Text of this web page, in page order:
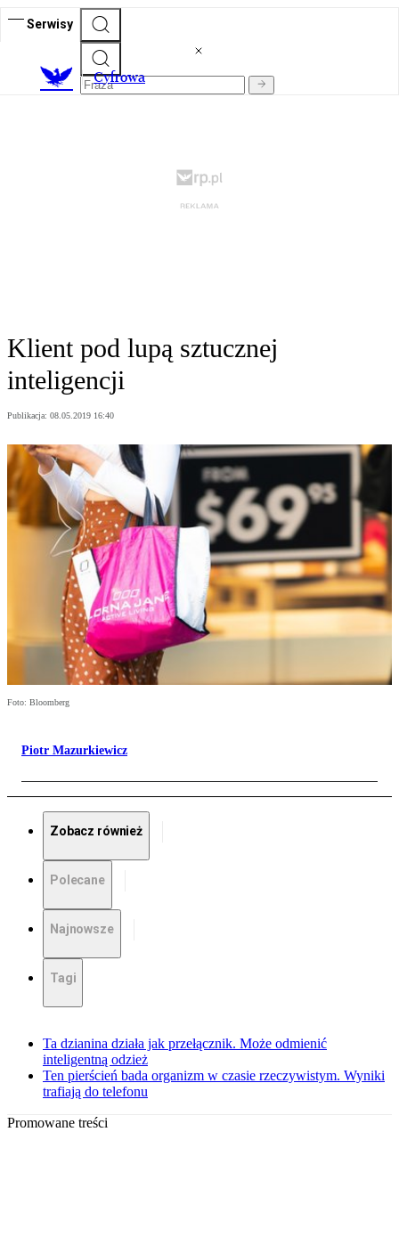
Serwisy
Cyfrowa
Klient pod lupą sztucznej
inteligencji
Publikacja: 08.05.2019 16:40
Foto: Bloomberg
Piotr Mazurkiewicz
Zobacz również
Polecane
Najnowsze
Tagi
Ta dzianina działa jak przełącznik. Może odmienić
inteligentną odzież
Ten pierścień bada organizm w czasie rzeczywistym. Wyniki
trafiają do telefonu
Promowane treści